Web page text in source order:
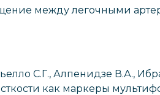
между легочными
С.Г., Алпенидзе В.А.,
как маркеры